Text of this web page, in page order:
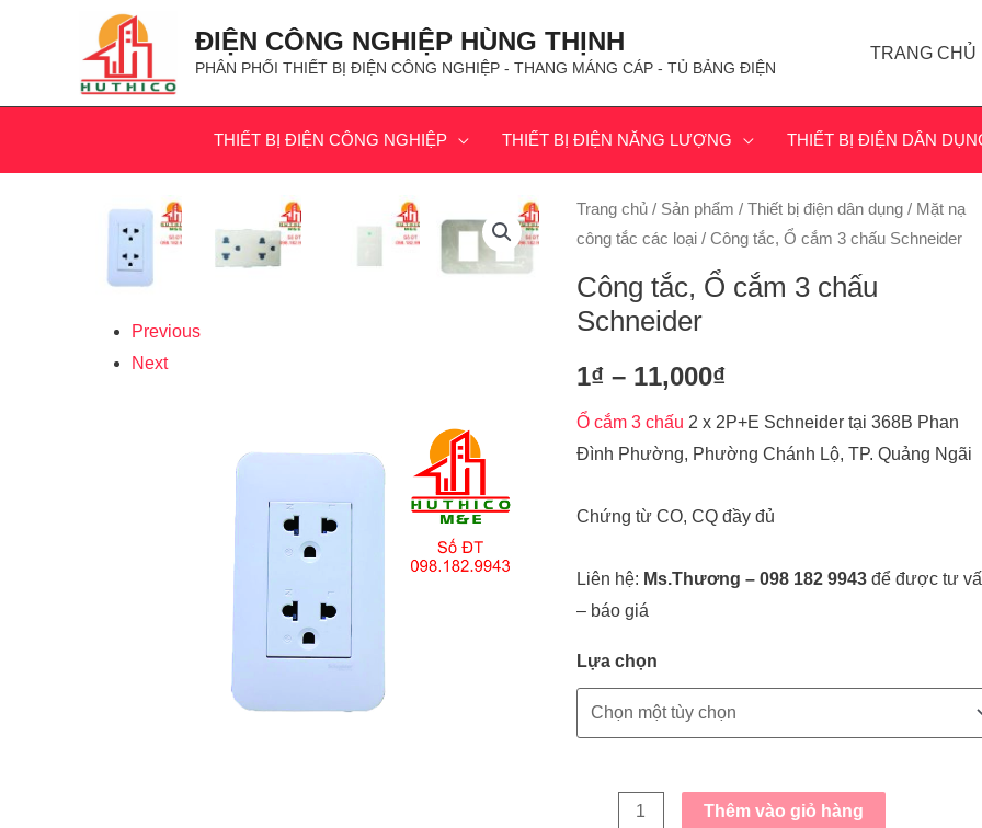
ĐIỆN CÔNG NGHIỆP HÙNG THỊNH
PHÂN PHỐI THIẾT BỊ ĐIỆN CÔNG NGHIỆP - THANG MÁNG CÁP - TỦ BẢNG ĐIỆN
TRANG CHỦ
THIẾT BỊ ĐIỆN CÔNG NGHIỆP THIẾT BỊ ĐIỆN NĂNG LƯỢNG THIẾT BỊ ĐIỆN DÂN
Previous
Next
Trang chủ/ Sản phẩm / Thiết bị điện dân dụng/ Mặt nạ
công tắc các loại/ Công tắc, Ổ cắm 3 chấu Schneider
Công tắc, Ổ cắm 3 chấu
Schneider
1₫– 11,000₫
Ổ cắm 3 chấu 2 x 2P+E Schneider tại 368B Phan
Đình Phường, Phường Chánh Lộ, TP. Quảng Ngãi
Chứng từ CO, CQ đầy đủ
Liên hệ: Ms.Thương – 098 182 9943 để được tư
– báo giá
Lựa chọn
Thêm vào giỏ hàng